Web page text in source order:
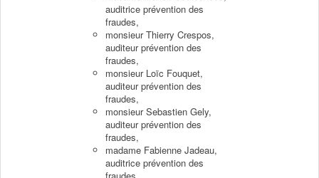
auditrice prévention des
fraudes,
monsieur Thierry Crespos,
auditeur prévention des
fraudes,
monsieur Loïc Fouquet,
auditeur prévention des
fraudes,
monsieur Sebastien Gely,
auditeur prévention des
fraudes,
madame Fabienne Jadeau,
auditrice prévention des